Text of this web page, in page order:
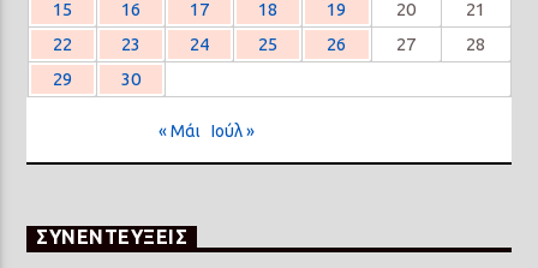
15
16 17 18 19 20
21
22
23 24 25 26 27
28
29
30
« Μάι Ιούλ »
ΣΥΝΕΝΤΕΥΞΕΙΣ